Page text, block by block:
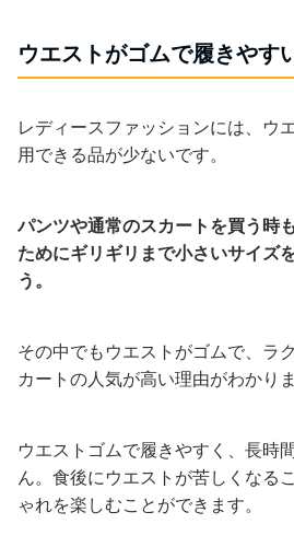
ウエストがゴムで履きやす
レディースファッションには、ウ
用できる品が少ないです。
パンツや通常のスカートを買う時
ためにギリギリまで小さいサイズ
う。
その中でもウエストがゴムで、ラ
カートの人気が高い理由がわかりま
ウエストゴムで履きやすく、長時
ん。食後にウエストが苦しくなる
ゃれを楽しむことができます。